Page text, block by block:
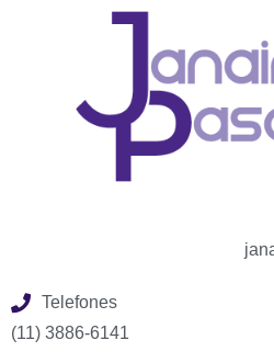
Telefones
(11) 3886-6141